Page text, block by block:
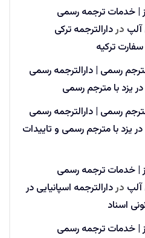
| خدمات ترجمه رسمی
آلپ دردارالترجمه ترکی
سفارت ترکیه
مترجم رسمی | دارالترجمه رسمی
در یزد با مترجم رسمی
مترجم رسمی | دارالترجمه رسمی
یزد با مترجم رسمی و تاییدات
| خدمات ترجمه رسمی
آلپ دردارالترجمه اسپانیایی در
اسناد
| خدمات ترجمه رسمی